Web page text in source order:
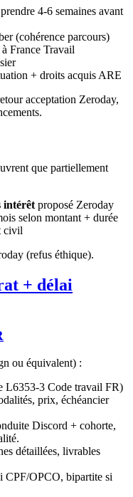
4-6 semaines avant
(cohérence parcours)
France Travail
+ droits acquis ARE
acceptation Zeroday,
que partiellement
intérêt proposé Zeroday
selon montant + durée
civil
(refus éthique).
+ délai
ou équivalent) :
L6353-3 Code travail FR)
prix, échéancier
Discord + cohorte,
détaillées, livrables
CPF/OPCO, bipartite si